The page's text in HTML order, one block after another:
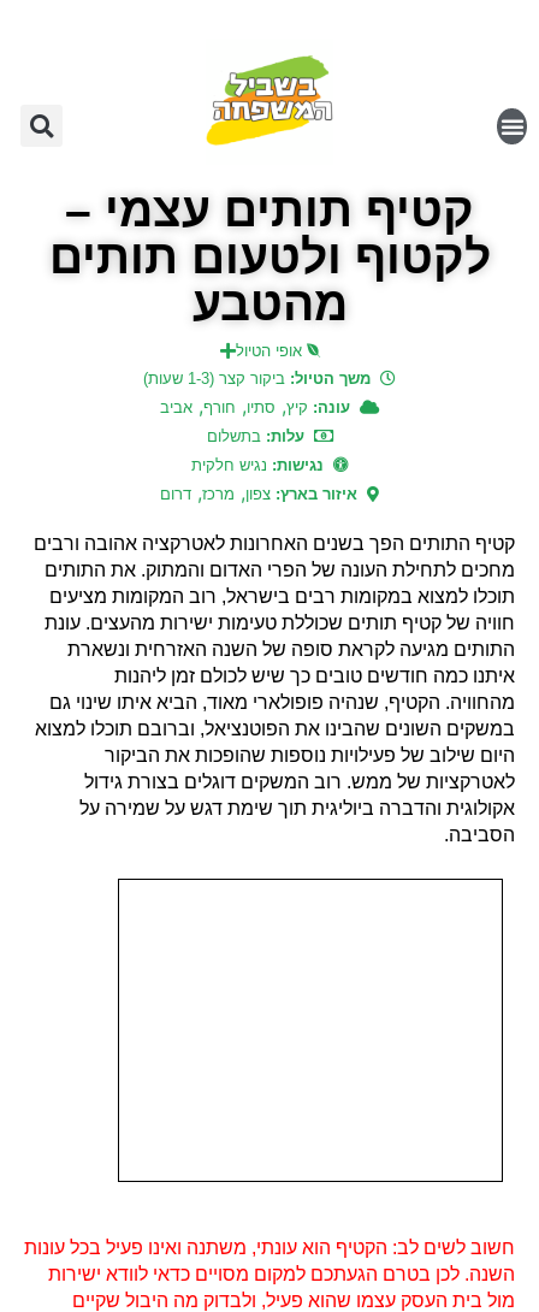
קטיף תותים עצמי –
לקטוף ולטעום תותים
מהטבע
אופי הטיול
משך הטיול: ביקור קצר (1-3 שעות)
עונה: קיץ, סתיו, חורף, אביב
עלות:בתשלום
נגישות: נגיש חלקית
איזור בארץ: צפון, מרכז, דרום
קטיף התותים הפך בשנים האחרונות לאטרקציה אהובה ורבים
מחכים לתחילת העונה של הפרי האדום והמתוק. את התותים
תוכלו למצוא במקומות רבים בישראל, רוב המקומות מציעים
חוויה של קטיף תותים שכוללת טעימות ישירות מהעצים. עונת
התותים מגיעה לקראת סופה של השנה האזרחית ונשארת
איתנו כמה חודשים טובים כך שיש לכולם זמן ליהנות
מהחוויה. הקטיף, שנהיה פופולארי מאוד, הביא איתו שינוי גם
במשקים השונים שהבינו את הפוטנציאל, וברובם תוכלו למצוא
היום שילוב של פעילויות נוספות שהופכות את הביקור
לאטרקציות של ממש. רוב המשקים דוגלים בצורת גידול
אקולוגית והדברה ביוליגית תוך שימת דגש על שמירה על
הסביבה.
חשוב לשים לב: הקטיף הוא עונתי, משתנה ואינו פעיל בכל עונות
השנה. לכן בטרם הגעתכם למקום מסויים כדאי לוודא ישירות
מול בית העסק עצמו שהוא פעיל, ולבדוק מה היבול שקיים